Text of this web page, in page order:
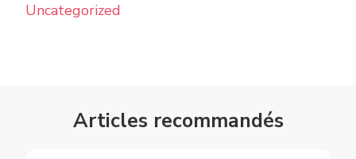
Uncategorized
Articles recommandés